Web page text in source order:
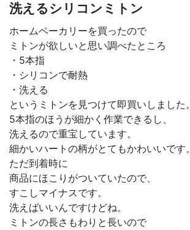
洗えるシリコンミトン
ホームベーカリーを買ったので
ミトンが欲しいと思い調べたところ
・5本指
・シリコンで耐熱
・洗える
というミトンを見つけて即買いしました。
5本指のほうが細かく作業できるし、
洗えるので重宝しています。
細かいハートの柄がとてもかわいいです。
ただ到着時に
商品にほこりがついていたので、
すこしマイナスです。
洗えばいいんですけどね。
ミトンの長さもわりと長いので